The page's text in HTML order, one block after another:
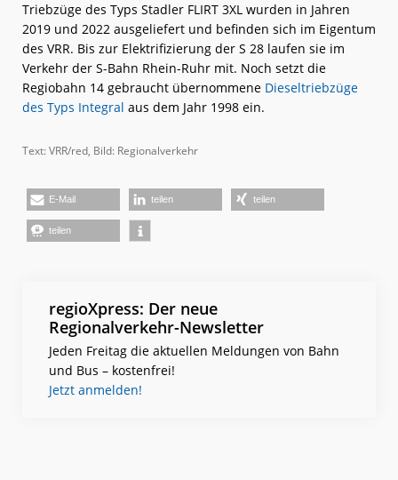
Triebzüge des Typs Stadler FLIRT 3XL wurden in Jahren
2019 und 2022 ausgeliefert und befinden sich im Eigentum
des VRR. Bis zur Elektrifizierung der S 28 laufen sie im
Verkehr der S-Bahn Rhein-Ruhr mit. Noch setzt die
Regiobahn 14 gebraucht übernommene Dieseltriebzüge
des Typs Integral aus dem Jahr 1998 ein.
Text: VRR/red, Bild: Regionalverkehr
E-Mail teilen teilen
teilen
regioXpress: Der neue
Regionalverkehr-Newsletter
Jeden Freitag die aktuellen Meldungen von Bahn
und Bus – kostenfrei!
Jetzt anmelden!